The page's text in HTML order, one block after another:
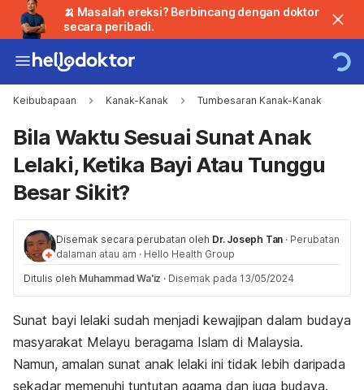
🍌 Masalah ereksi? Berbincang dengan doktor
secara peribadi.
Keibubapaan Kanak-Kanak Tumbesaran Kanak-Kanak
Bila Waktu Sesuai Sunat Anak
Lelaki, Ketika Bayi Atau Tunggu
Besar Sikit?
Disemak secara perubatan oleh Dr. Joseph Tan · Perubatan
dalaman atau am · Hello Health Group
Ditulis oleh Muhammad Wa'iz · Disemak pada 13/05/2024
Sunat bayi lelaki sudah menjadi kewajipan dalam budaya
masyarakat Melayu beragama Islam di Malaysia.
Namun, amalan sunat anak lelaki ini tidak lebih daripada
sekadar memenuhi tuntutan agama dan juga budaya.